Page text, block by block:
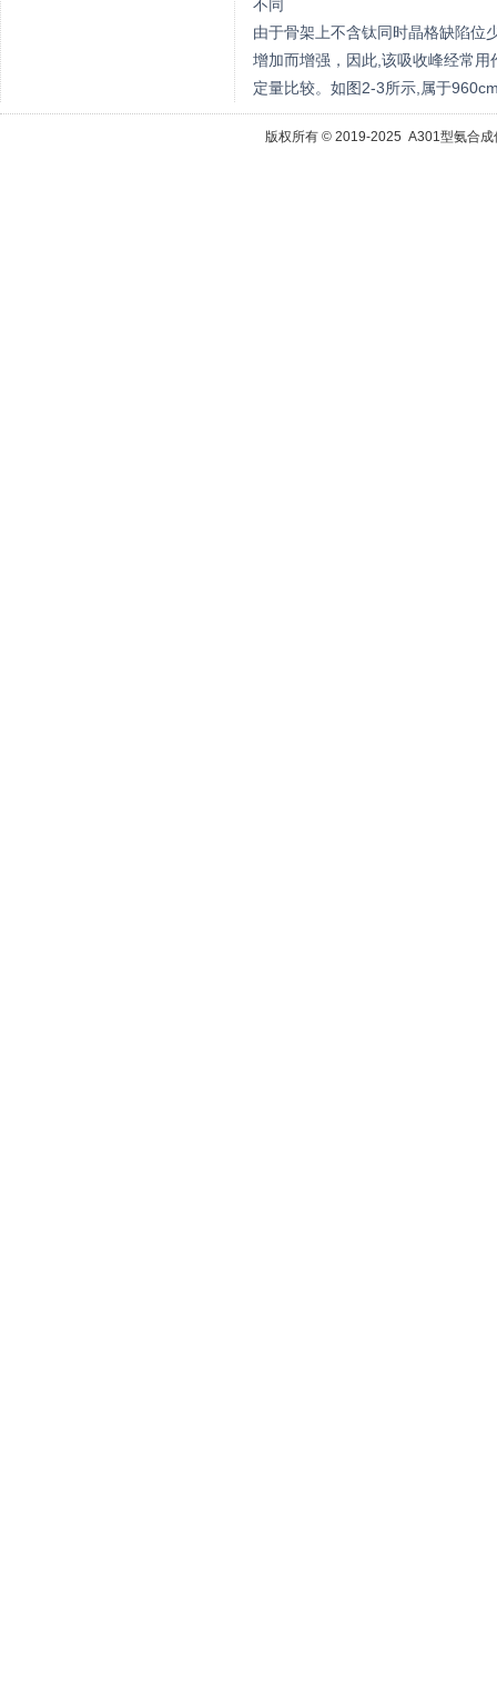
不同
由于骨架上不含钛同时晶格缺陷位
增加而增强，因此,该吸收峰经常
定量比较。如图2-3所示,属于
版权所有 © 2019-2025 A301型氨合